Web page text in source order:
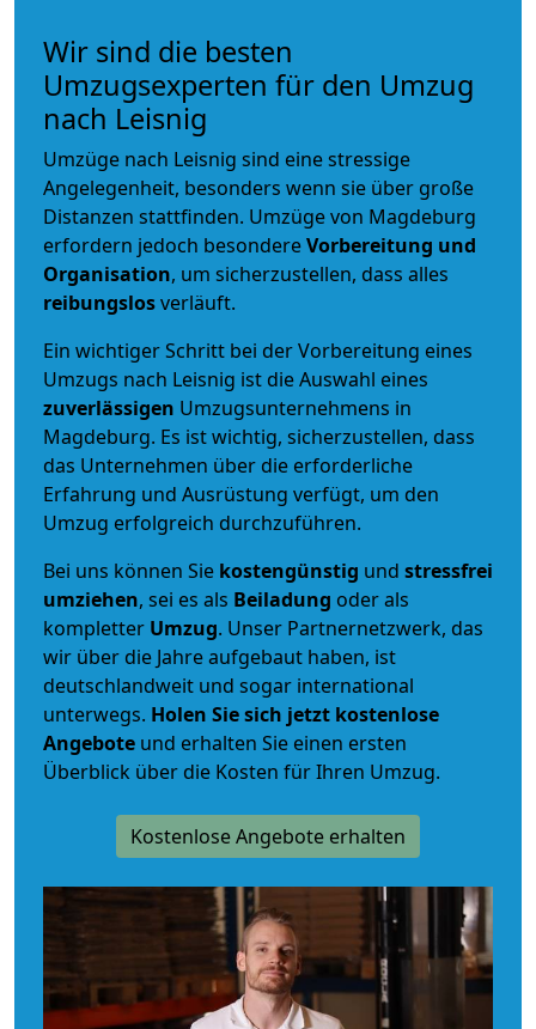
Wir sind die besten
Umzugsexperten für den Umzug
nach Leisnig
Umzüge nach Leisnig sind eine stressige
Angelegenheit, besonders wenn sie über große
Distanzen stattfinden. Umzüge von Magdeburg
erfordern jedoch besondereVorbereitung und
Organisation, um sicherzustellen, dass alles
reibungslosverläuft.
Ein wichtiger Schritt bei der Vorbereitung eines
Umzugs nach Leisnig ist die Auswahl eines
zuverlässigen Umzugsunternehmens in
Magdeburg. Es ist wichtig, sicherzustellen, dass
das Unternehmen über die erforderliche
Erfahrung und Ausrüstung verfügt, um den
Umzug erfolgreich durchzuführen.
Bei uns können Sie kostengünstig und stressfrei
umziehen, sei es als Beiladung oder als
kompletter Umzug. Unser Partnernetzwerk, das
wir über die Jahre aufgebaut haben, ist
deutschlandweit und sogar international
unterwegs. Holen Sie sich jetzt kostenlose
Angebote und erhalten Sie einen ersten
Überblick über die Kosten für Ihren Umzug.
Kostenlose Angebote erhalten